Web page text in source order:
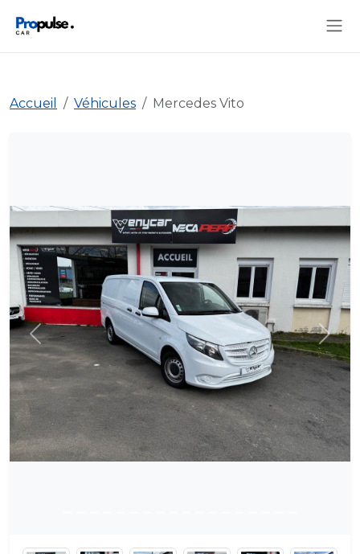
Accueil Véhicules Mercedes Vito
Précédent